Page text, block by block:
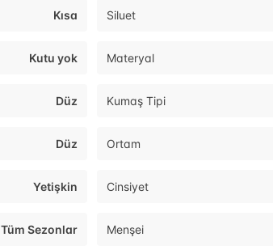
Kısa Siluet
Kutu yok Materyal
Düz Kumaş Tipi
Düz Ortam
Yetişkin Cinsiyet
Tüm Sezonlar Menşei